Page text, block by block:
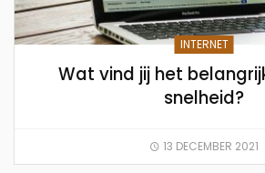
INTERNET
Wat vind jij het
snelheid?
13 DECEMBER 2021